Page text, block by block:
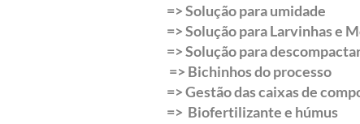
=> Solução para umidade
=> Solução para Larvinhas e
=> Solução para
=> Bichinhos do processo
=> Gestão das caixas de
=> Biofertilizante e húmus